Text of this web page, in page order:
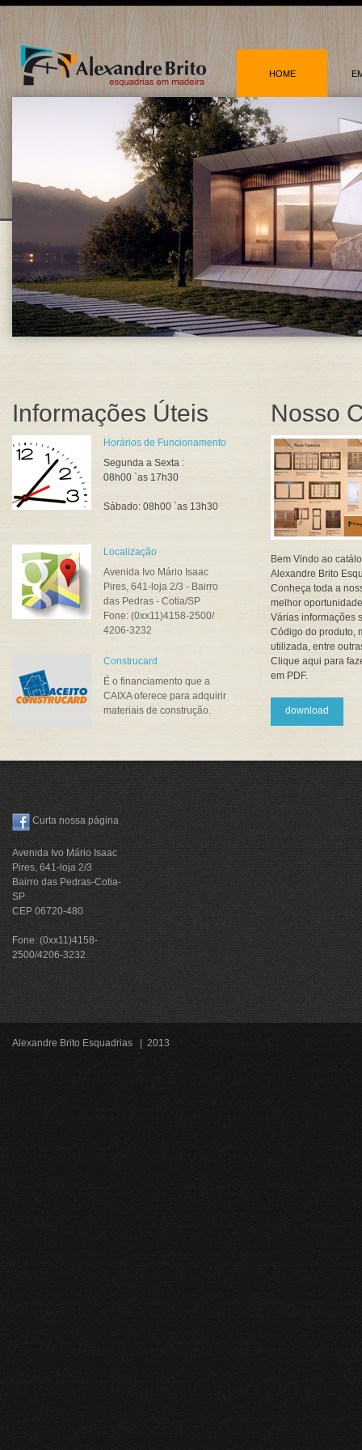
HOME
Informações Úteis
Horários de Funcionamento
Segunda a Sexta :
08h00 `as 17h30
Sábado: 08h00 `as 13h30
Localização
Avenida Ivo Mário Isaac
Pires, 641-loja 2/3 - Bairro
das Pedras - Cotia/SP
Fone: (0xx11)4158-2500/
4206-3232
Construcard
É o financiamento que a
CAIXA oferece para adquirir
materiais de construção.
Nosso
Bem Vindo ao
Alexandre Brito
Conheça toda a
melhor
Várias informações
Código do produto,
utilizada, entre
Clique aqui para
em PDF.
download
Curta nossa página
Avenida Ivo Mário Isaac
Pires, 641-loja 2/3
Bairro das Pedras-Cotia-
SP
CEP 06720-480
Fone: (0xx11)4158-
2500/4206-3232
Alexandre Brito Esquadrias | 2013